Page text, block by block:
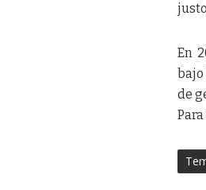
En
bajo
de